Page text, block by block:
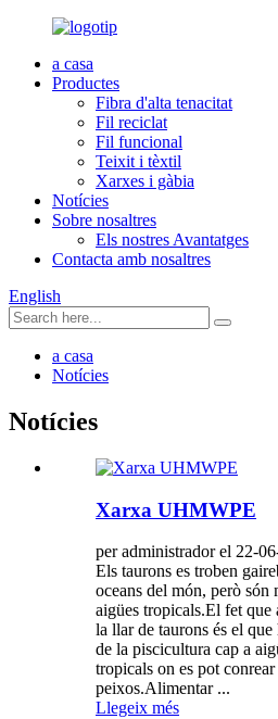
a casa
Productes
Fibra d'alta tenacitat
Fil reciclat
Fil funcional
Teixit i tèxtil
Xarxes i gàbia
Notícies
Sobre nosaltres
Els nostres Avantatges
Contacta amb nosaltres
English
a casa
Notícies
Notícies
Xarxa UHMWPE
per administrador el 22-
Els taurons es troben
oceans del món, però són
aigües tropicals.El fet que
la llar de taurons és el
de la piscicultura cap a
tropicals on es pot
peixos.Alimentar ...
Llegeix més